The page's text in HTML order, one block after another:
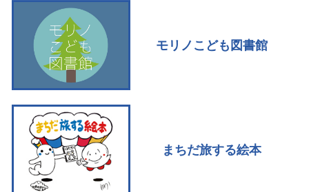
モリノこども図書館
まちだ旅する絵本